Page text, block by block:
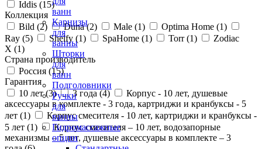
ванн
Карнизы
для
ванны
Шторки
для
ванн
Подголовники
Ручки
для
ванны
Гидромассажные
опции
Iddis (15)
Коллекция
Bild (2) Duna (2) Male (1) Optima Home (1)
Ray (5) Shelfy (1) SpaHome (1) Torr (1)
Zodiac
X (1)
Страна производитель
Россия (15)
Гарантия
10 лет (3) 3 года (4)
Корпус - 10 лет, душевые
аксессуары в комплекте - 3 года, картриджи и кранбуксы - 5
лет (1)
Корпус смесителя - 10 лет, картриджи и кранбуксы -
5 лет (1)
Корпус смесителя – 10 лет, водозапорные
механизмы – 5 лет, душевые аксессуары в комплекте – 3